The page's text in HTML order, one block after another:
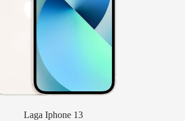
Laga Iphone 13